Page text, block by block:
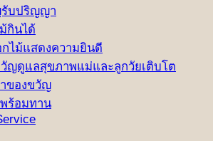
บปริญญา
กินได้
ไม้แสดงความยินดี
ญดูแลสุขภาพแม่และลูกวัยเติบโต
ของขวัญ
ร้อมทาน